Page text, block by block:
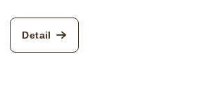
Detail